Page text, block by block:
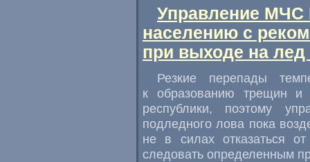
Управление МЧС
населению с
при выходе на
Резкие перепады
к образованию трещин и
республики, поэтому
подледного лова пока
не в силах отказаться
следовать определенным